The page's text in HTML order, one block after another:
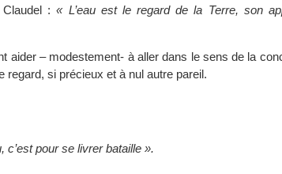
Claudel :« L’eau est le regard de la Terre, son
aider – modestement- à aller dans le sens de la
regard, si précieux et à nul autre pareil.
c’est pour se livrer bataille ».